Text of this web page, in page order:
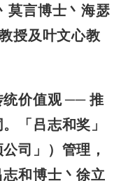
莫言博士丶海瑟
授及叶文心教
统价值观 ── 推
「吕志和奖」
司」）管理，
和博士丶徐立